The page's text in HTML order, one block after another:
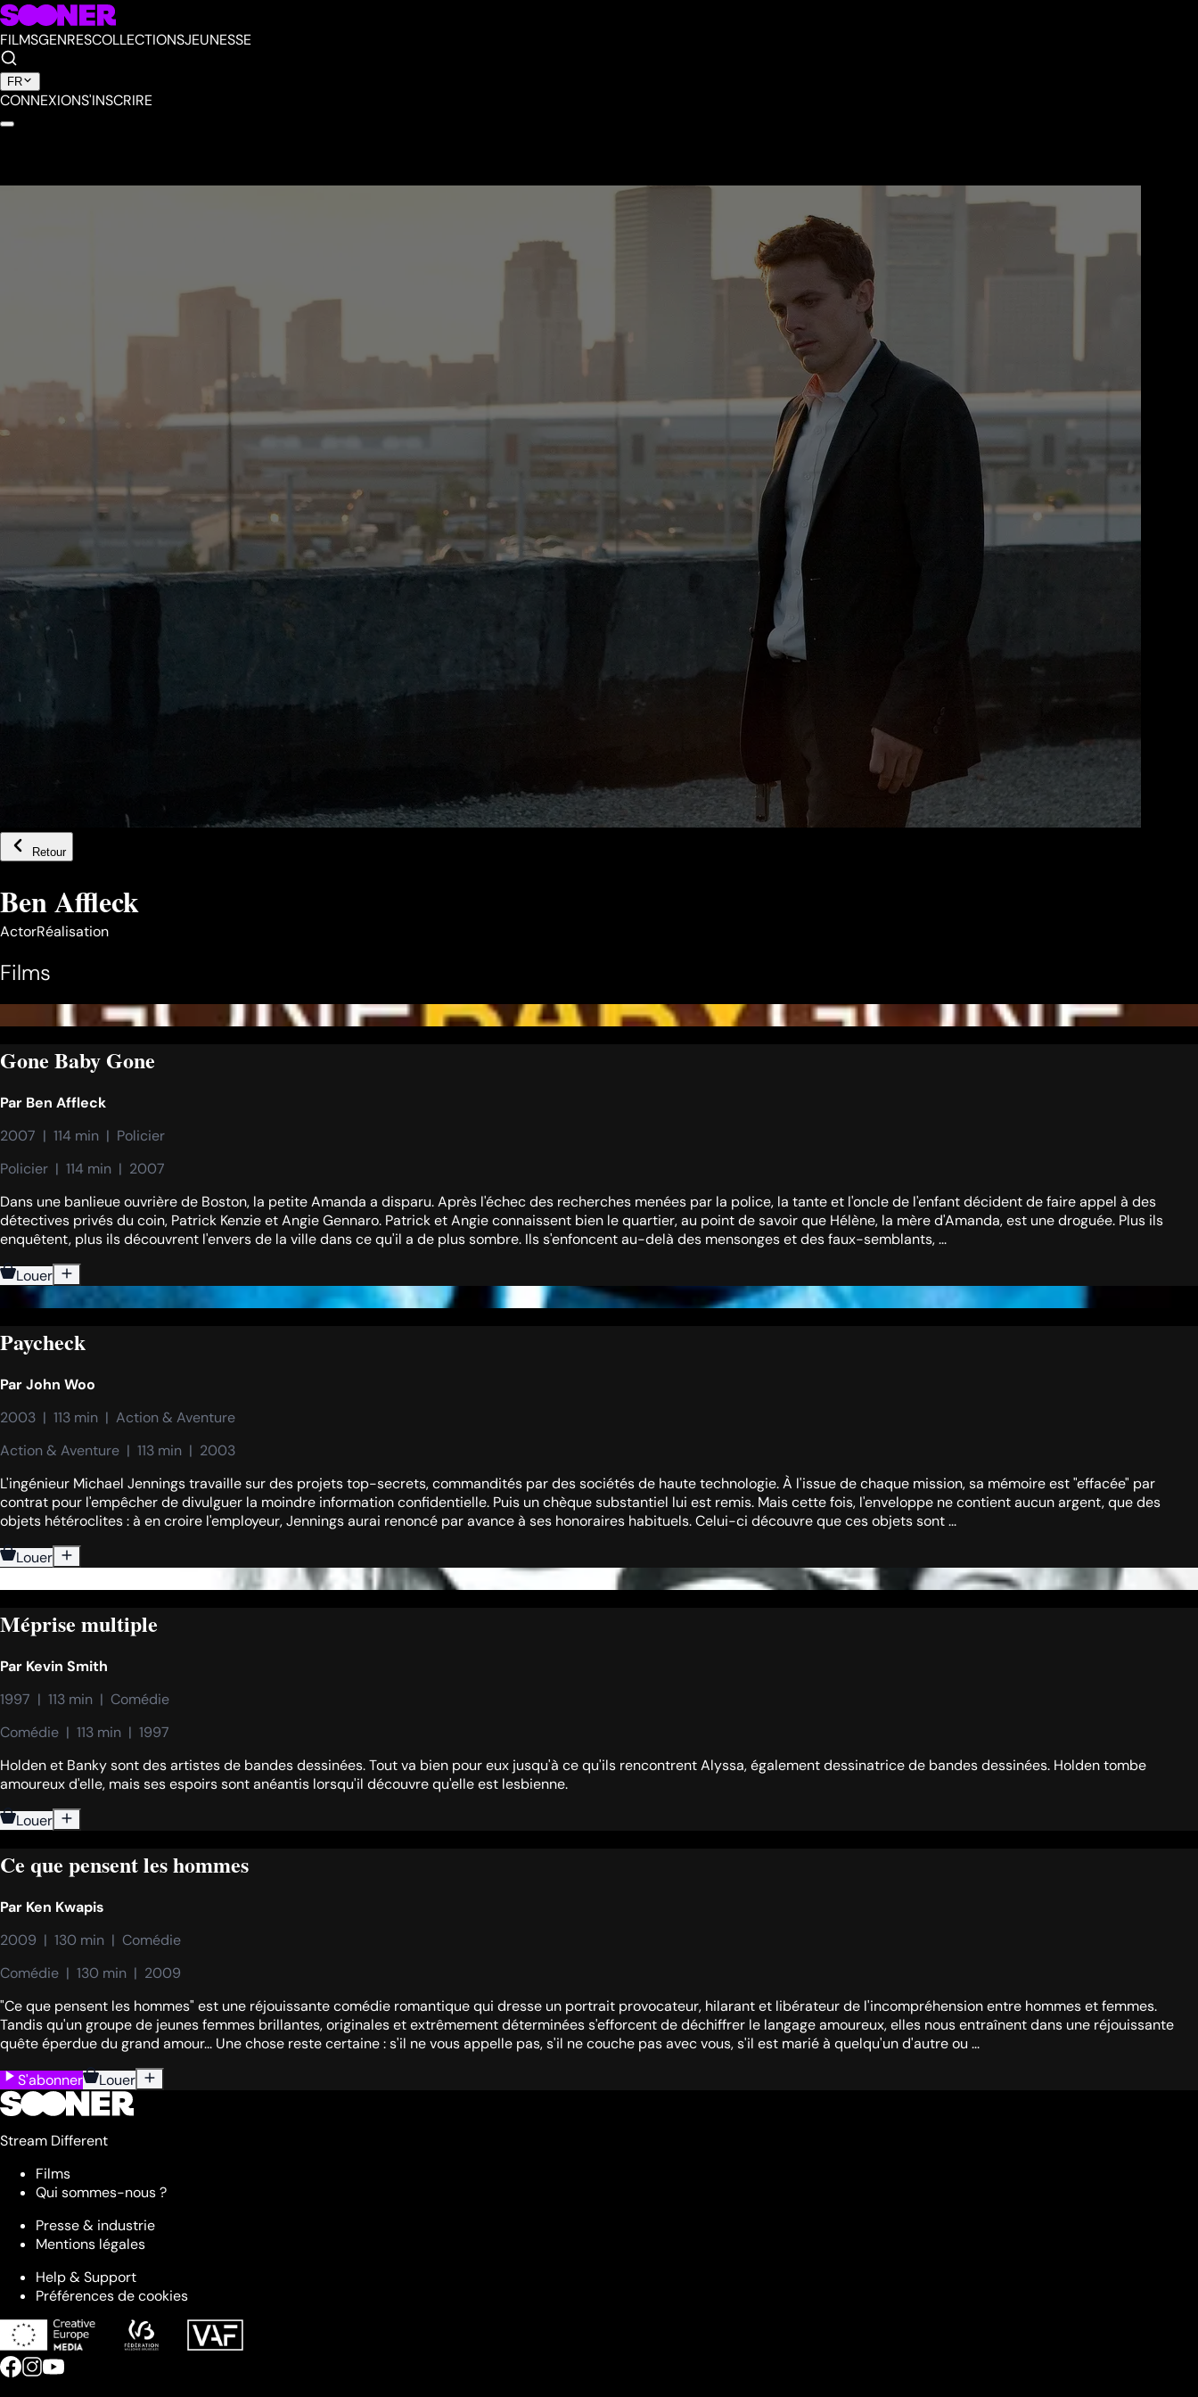
FILMSGENRESCOLLECTIONSJEUNESSE
FR
CONNEXIONS'INSCRIRE
Retour
Ben Affleck
ActorRéalisation
Films
Gone Baby Gone
Par Ben Affleck
2007  |  114 min  |  Policier
Policier  |  114 min  |  2007
Dans une banlieue ouvrière de Boston, la petite Amanda a disparu. Après l'échec des recherches menées par la police, la tante et l'oncle de l'enfant décident de faire appel à des
détectives privés du coin, Patrick Kenzie et Angie Gennaro. Patrick et Angie connaissent bien le quartier, au point de savoir que Hélène, la mère d'Amanda, est une droguée. Plus ils
enquêtent, plus ils découvrent l'envers de la ville dans ce qu'il a de plus sombre. Ils s'enfoncent au-delà des mensonges et des faux-semblants, ...
Louer
Paycheck
ParJohn Woo
2003  |  113 min  |  Action & Aventure
Action & Aventure  |  113 min  |  2003
L'ingénieur Michael Jennings travaille sur des projets top-secrets, commandités par des sociétés de haute technologie. À l'issue de chaque mission, sa mémoire est "effacée" par
contrat pour l'empêcher de divulguer la moindre information confidentielle. Puis un chèque substantiel lui est remis. Mais cette fois, l'enveloppe ne contient aucun argent, que des
objets hétéroclites : à en croire l'employeur, Jennings aurai renoncé par avance à ses honoraires habituels. Celui-ci découvre que ces objets sont ...
Louer
Méprise multiple
Par Kevin Smith
1997  |  113 min  |  Comédie
Comédie  |  113 min  |  1997
Holden et Banky sont des artistes de bandes dessinées. Tout va bien pour eux jusqu'à ce qu'ils rencontrent Alyssa, également dessinatrice de bandes dessinées. Holden tombe
amoureux d'elle, mais ses espoirs sont anéantis lorsqu'il découvre qu'elle est lesbienne.
Louer
Ce que pensent les hommes
Par Ken Kwapis
2009  |  130 min  |  Comédie
Comédie  |  130 min  |  2009
"Ce que pensent les hommes" est une réjouissante comédie romantique qui dresse un portrait provocateur, hilarant et libérateur de l'incompréhension entre hommes et femmes.
Tandis qu'un groupe de jeunes femmes brillantes, originales et extrêmement déterminées s'efforcent de déchiffrer le langage amoureux, elles nous entraînent dans une réjouissante
quête éperdue du grand amour... Une chose reste certaine : s'il ne vous appelle pas, s'il ne couche pas avec vous, s'il est marié à quelqu'un d'autre ou ...
S'abonner
Louer
Stream Different
Films
Qui sommes-nous ?
Presse & industrie
Mentions légales
Help & Support
Préférences de cookies